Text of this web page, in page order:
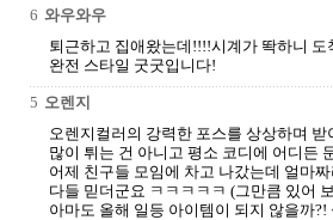
6 와우와우
퇴근하고 집애왔는데!!!!시계가 똭하니
완전 스타일 굿굿입니다!
5 오렌지
오렌지컬러의 강력한 포스를 상상하며 받
많이 튀는 건 아니고 평소 코디에 어디든
어제 친구들 모임에 차고 나갔는데 얼마
다들 믿더군요 ㅋㅋㅋㅋㅋ (그만큼 있어
아마도 올해 일등 아이템이 되지 않을까?!